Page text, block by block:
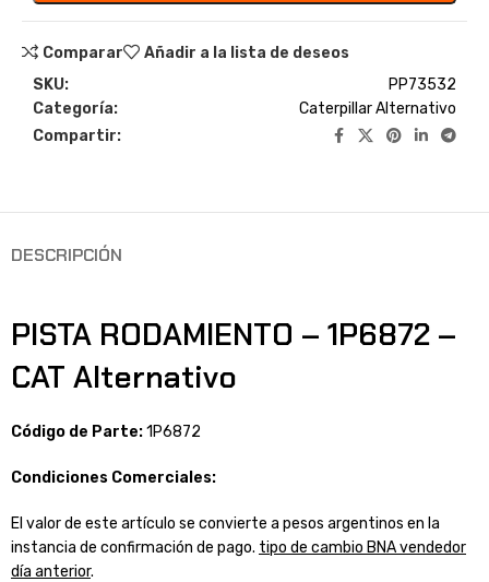
Comparar
Añadir a la lista de deseos
SKU:
PP73532
Categoría:
Caterpillar Alternativo
Compartir:
DESCRIPCIÓN
PISTA RODAMIENTO – 1P6872 –
CAT Alternativo
Código de Parte:1P6872
Condiciones Comerciales:
El valor de este artículo se convierte a pesos argentinos en la
instancia de confirmación de pago. tipo de cambio BNA vendedor
día anterior.